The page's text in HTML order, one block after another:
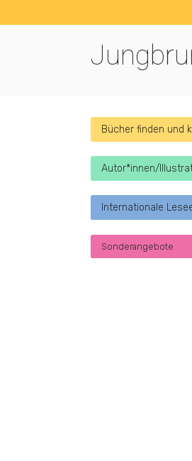
Bücher finden und
Autor*innen/
Internationale
Sonderangebote